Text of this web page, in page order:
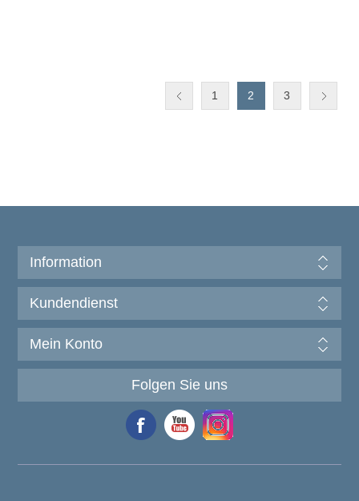
1 2 3
Information
Kundendienst
Mein Konto
Folgen Sie uns